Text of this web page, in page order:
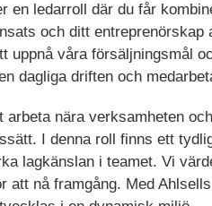
en ledarroll där du får
och ditt
uppnå våra försäljningsmål
dagliga driften och
arbeta nära verksamheten
I denna roll finns ett
lagkänslan i teamet. Vi
att nå framgång. Med